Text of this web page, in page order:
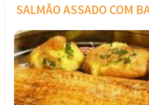
SALMÃO ASSADO COM